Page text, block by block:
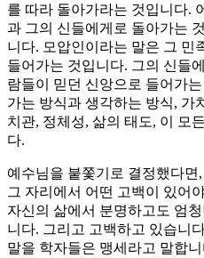
를 따라 돌아가라는 것입니다.
과 그의 신들에게로 돌아가는
니다. 모압인이라는 말은 그 민
들어가는 것입니다. 그의 신들
람들이 믿던 신앙으로 들어가
가는 방식과 생각하는 방식, 가
치관, 정체성, 삶의 태도, 이 모
다.
예수님을 붙쫓기로 결정했다면
그 자리에서 어떤 고백이 있어
자신의 삶에서 분명하고도 엄
니다. 그리고 고백하고 있습니
말을 학자들은 맹세라고 말합